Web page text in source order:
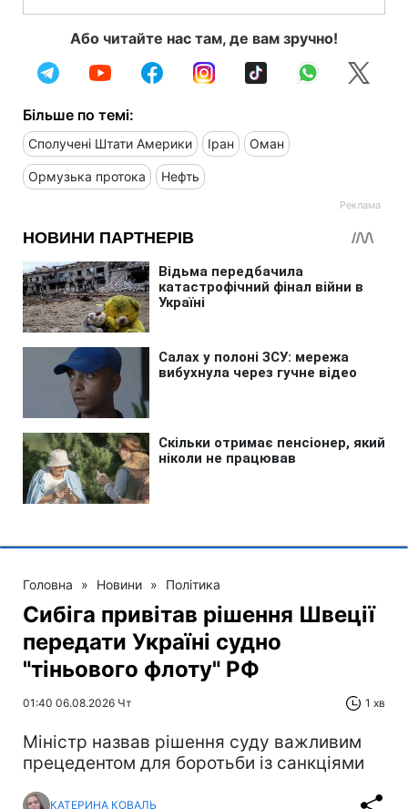
Або читайте нас там, де вам зручно!
Більше по темі:
Сполучені Штати Америки Іран Оман
Ормузька протока Нефть
Головна » Новини » Політика
Сибіга привітав рішення Швеції
передати Україні судно
"тіньового флоту" РФ
01:40 06.08.2026 Чт 1 хв
Міністр назвав рішення суду важливим
прецедентом для боротьби із санкціями
КАТЕРИНА КОВАЛЬ